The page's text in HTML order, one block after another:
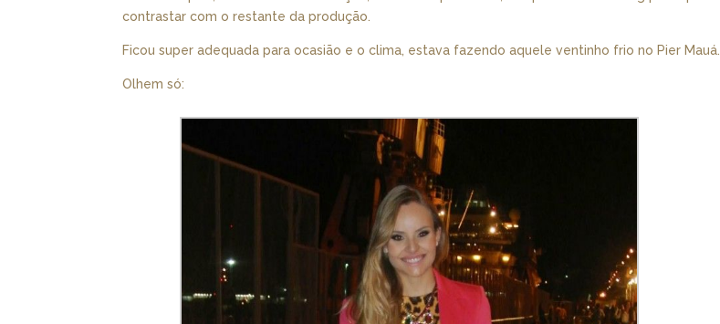
contrastar com o restante da produção.
Ficou super adequada para ocasião e o clima, estava fazendo aquele ventinho frio no Pier Mauá.
Olhem só: